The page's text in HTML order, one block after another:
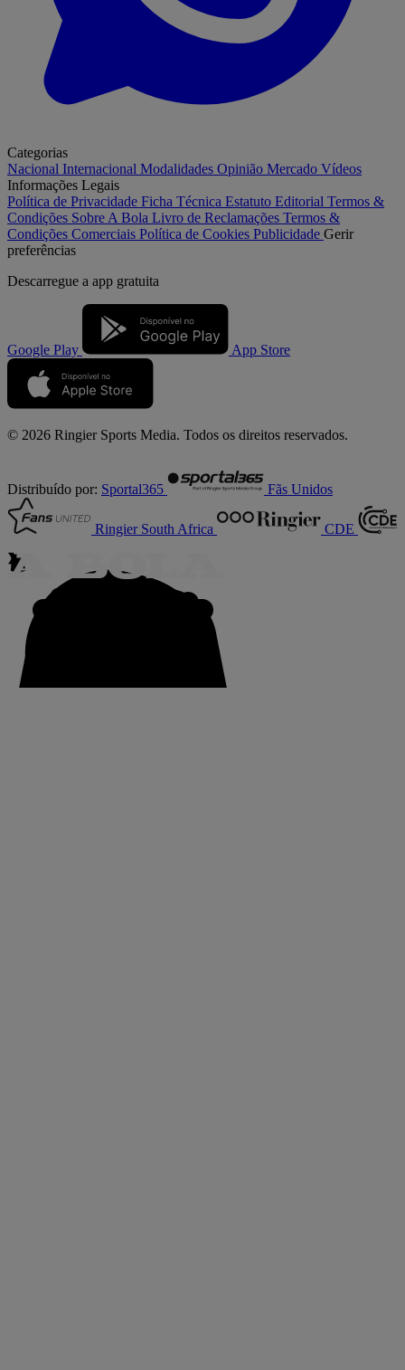
Categorias
Nacional Internacional Modalidades Opinião Mercado Vídeos
Informações Legais
Política de Privacidade Ficha Técnica Estatuto Editorial Termos &
Condições Sobre A Bola Livro de Reclamações Termos &
Condições Comerciais Política de Cookies Publicidade Gerir
preferências
Descarregue a app gratuita
Google Play App Store
© 2026 Ringier Sports Media. Todos os direitos reservados.
Distribuído por: Sportal365 Fãs Unidos
Ringier South Africa CDE